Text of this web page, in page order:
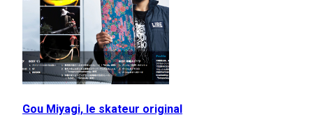
Gou Miyagi, le skateur original